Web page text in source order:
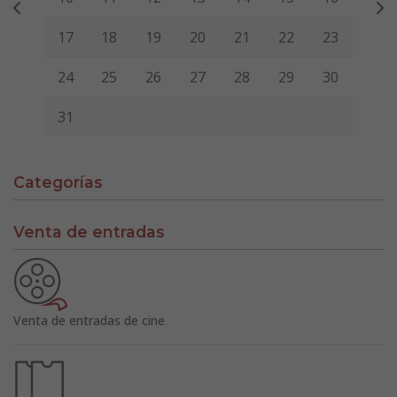
17 18 19 20 21 22 23
24 25 26 27 28 29 30
31
Categorías
Venta de entradas
Venta de entradas de cine